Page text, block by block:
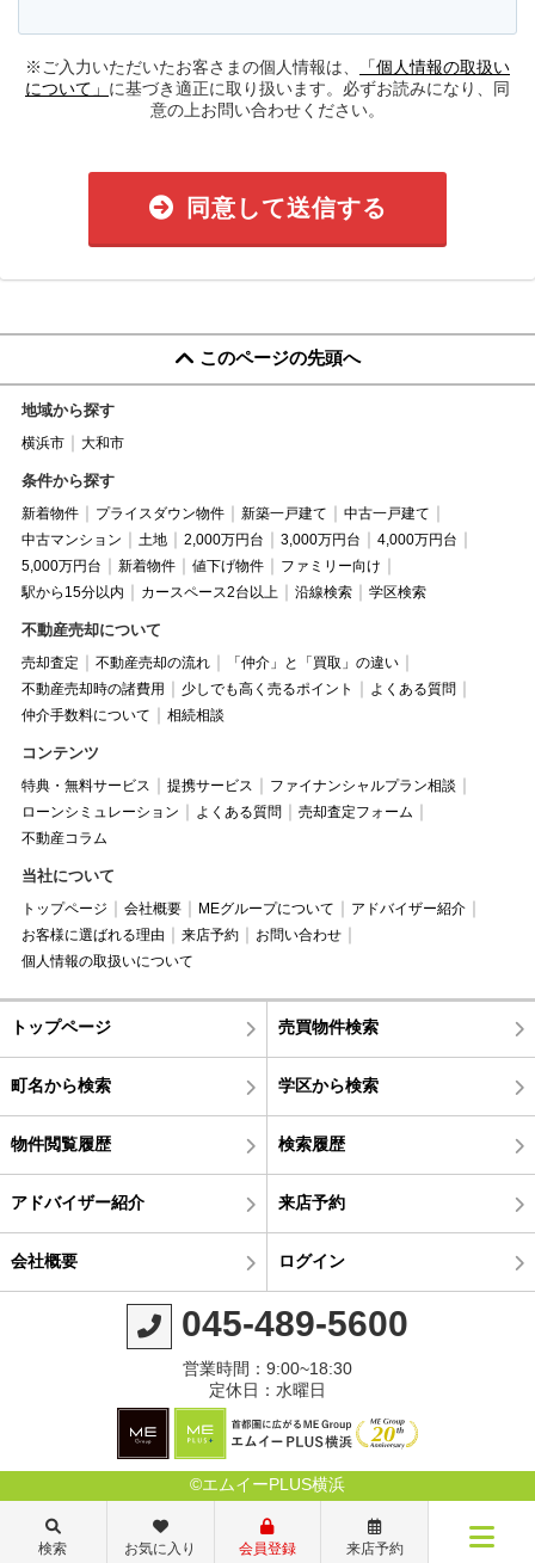
※ご入力いただいたお客さまの個人情報は、
「個人情報の取扱い
について」 に基づき適正に取り扱います。必ずお読みになり、同
意の上お問い合わせください。
同意して送信する
このページの先頭へ
地域から探す
横浜市 大和市
条件から探す
新着物件 プライスダウン物件 新築一戸建て
中古一戸建て
中古マンション
土地 2,000万円台 3,000万円台
4,000万円台
5,000万円台
新着物件 値下げ物件
ファミリー向け
駅から15分以内
カースペース2台以上 沿線検索 学区検索
不動産売却について
売却査定 不動産売却の流れ
「仲介」と「買取」の違い
不動産売却時の諸費用
少しでも高く売るポイント
よくある質問
仲介手数料について
相続相談
コンテンツ
特典・無料サービス 提携サービス
ファイナンシャルプラン相談
ローンシミュレーション
よくある質問
売却査定フォーム
不動産コラム
当社について
トップページ 会社概要 MEグループについて
アドバイザー紹介
お客様に選ばれる理由
来店予約
お問い合わせ
個人情報の取扱いについて
トップページ 売買物件検索
町名から検索 学区から検索
物件閲覧履歴 検索履歴
アドバイザー紹介 来店予約
会社概要 ログイン
045-489-5600
営業時間：9:00~18:30
定休日：水曜日
©エムイーPLUS横浜
検索 お気に入り 会員登録 来店予約